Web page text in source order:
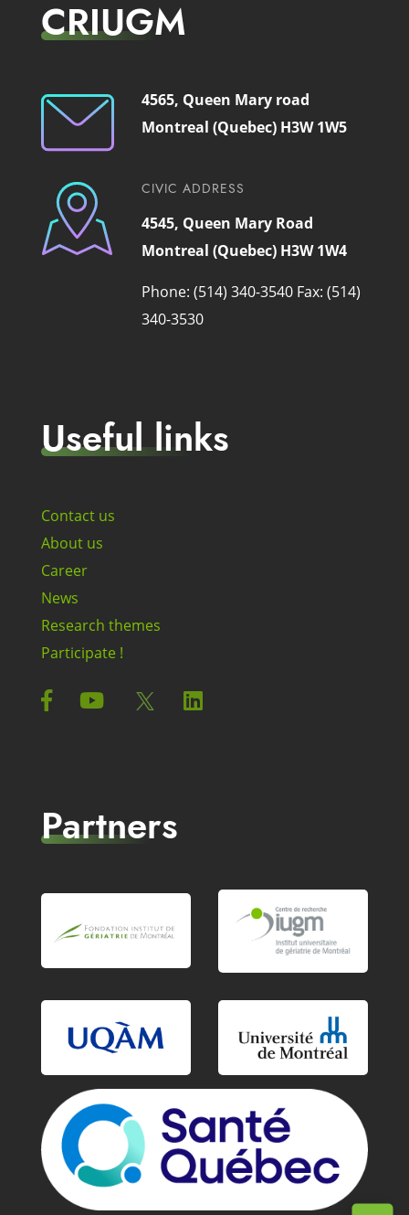
CRIUGM
4565, Queen Mary road
Montreal (Quebec) H3W 1W5
CIVIC ADDRESS
4545, Queen Mary Road
Montreal (Quebec) H3W 1W4
Phone: (514) 340-3540 Fax: (514)
340-3530
Useful links
Contact us
About us
Career
News
Research themes
Participate !
Partners